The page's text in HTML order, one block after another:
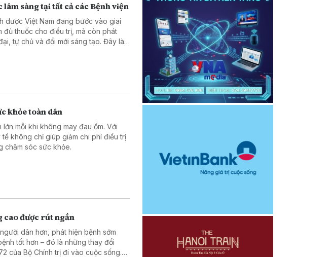
sàng tại tất cả các Bệnh viện
dược Việt Nam đang bước vào giai
thuốc cho điều trị, mà còn phát
tự chủ và đổi mới sáng tạo. Đây là
khỏe toàn dân
mỗi khi không may đau ốm. Với
không chỉ giúp giảm chi phí điều trị
chăm sóc sức khỏe.
cao được rút ngắn
dân hơn, phát hiện bệnh sớm
tốt hơn – đó là những thay đổi
của Bộ Chính trị đi vào cuộc sống.